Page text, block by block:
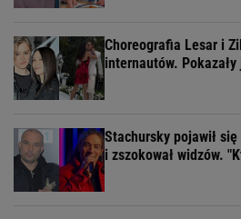
Choreografia Lesar i
internautów.
Stachursky pojawił
i zszokował widzów.